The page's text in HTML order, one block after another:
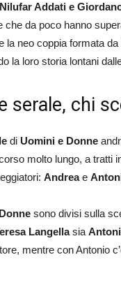
Nilufar Addati e
che da poco hanno
la neo coppia formata da
la loro storia lontani
serale, chi
di Uomini e Donne
molto lungo, a tratti
Andreae
sono divisi sulla
Langellasia
mentre con Antonio